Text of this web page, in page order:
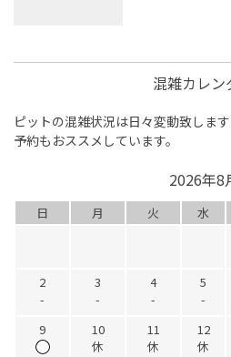
混雑カレン
ピットの混雑状況は日々変動致しま
予約もおススメしています。
2026年8
日 月 火 水
2
-
3
-
4
-
5
-
9
10
休
11
休
12
休